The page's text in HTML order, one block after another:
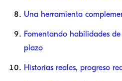
Una herramienta
Fomentando habilidades
plazo
Historias reales, progreso